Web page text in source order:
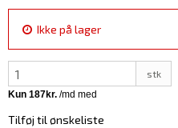
Ikke på lager
stk
Tilføj til ønskeliste